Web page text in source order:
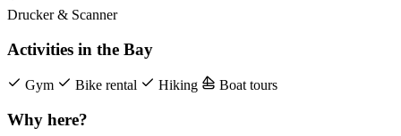
Drucker & Scanner
Activities in the Bay
Gym Bike rental Hiking Boat tours
Why here?